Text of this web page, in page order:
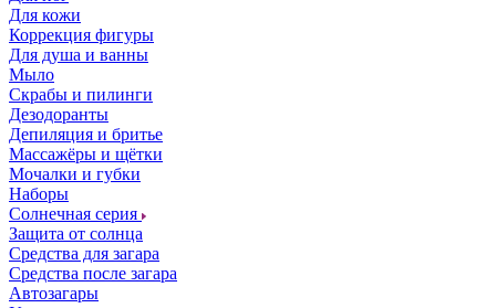
Для кожи
Коррекция фигуры
Для душа и ванны
Мыло
Скрабы и пилинги
Дезодоранты
Депиляция и бритье
Массажёры и щётки
Мочалки и губки
Наборы
Солнечная серия
Защита от солнца
Средства для загара
Средства после загара
Автозагары